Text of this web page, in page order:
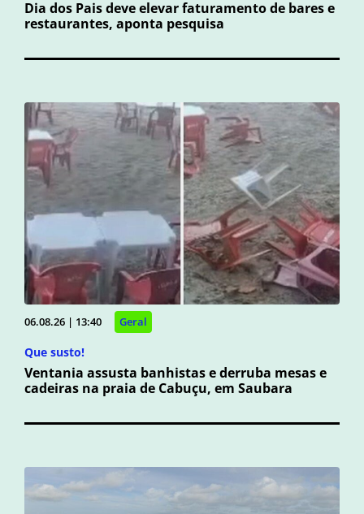
Dia dos Pais deve elevar faturamento de bares e
restaurantes, aponta pesquisa
06.08.26 | 13:40 Geral
Que susto!
Ventania assusta banhistas e derruba mesas e
cadeiras na praia de Cabuçu, em Saubara